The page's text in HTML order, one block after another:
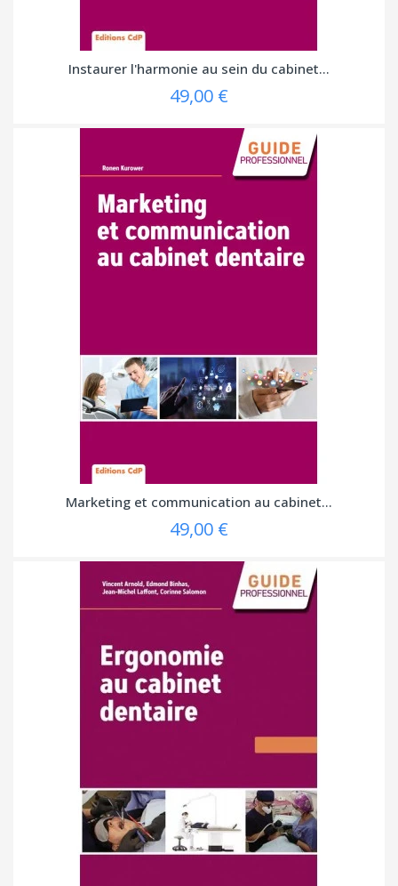
Instaurer l'harmonie au sein du cabinet...
49,00 €
Marketing et communication au cabinet...
49,00 €